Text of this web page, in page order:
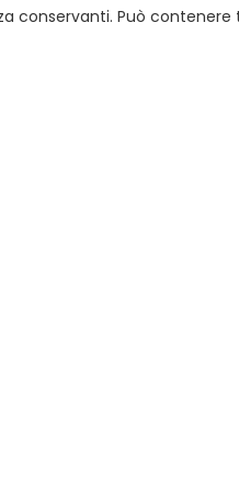
conservanti. Può contenere